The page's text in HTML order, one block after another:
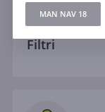
Filtri
MAN NAV 18